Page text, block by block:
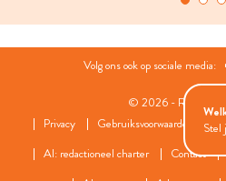
Volg ons ook op sociale media:
© 2026 - Roularta
Privacy
Gebruiksvoorwaarden
AI: redactioneel charter
Contact
Stel